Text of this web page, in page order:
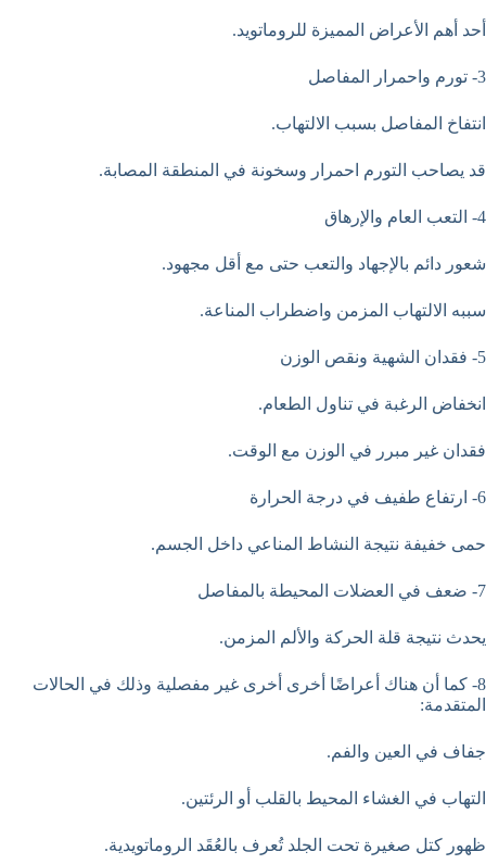
أحد أهم الأعراض المميزة للروماتويد.
3- تورم واحمرار المفاصل
انتفاخ المفاصل بسبب الالتهاب.
قد يصاحب التورم احمرار وسخونة في المنطقة المصابة.
4- التعب العام والإرهاق
شعور دائم بالإجهاد والتعب حتى مع أقل مجهود.
سببه الالتهاب المزمن واضطراب المناعة.
5- فقدان الشهية ونقص الوزن
انخفاض الرغبة في تناول الطعام.
فقدان غير مبرر في الوزن مع الوقت.
6- ارتفاع طفيف في درجة الحرارة
حمى خفيفة نتيجة النشاط المناعي داخل الجسم.
7- ضعف في العضلات المحيطة بالمفاصل
يحدث نتيجة قلة الحركة والألم المزمن.
8- كما أن هناك أعراضًا أخرى أخرى غير مفصلية وذلك في الحالات
المتقدمة:
جفاف في العين والفم.
التهاب في الغشاء المحيط بالقلب أو الرئتين.
ظهور كتل صغيرة تحت الجلد تُعرف بالعُقَد الروماتويدية.